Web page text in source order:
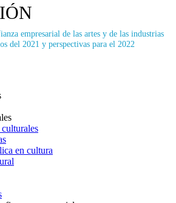
empresarial de las artes y de las industrias
del 2021 y perspectivas para el 2022
en cultura